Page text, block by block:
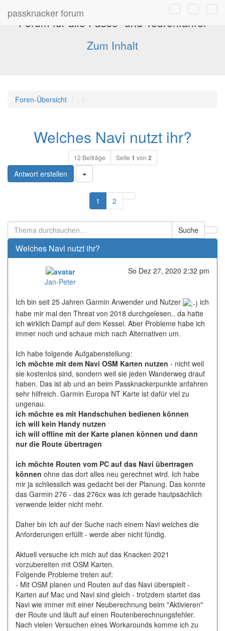
passknacker forum
Forum für alle Pässe- und Tourenfahrer
Zum Inhalt
Foren-Übersicht
Welches Navi nutzt ihr?
12 Beiträge Seite 1 von 2
Antwort erstellen
1 2 Nächste
Suche
Welches Navi nutzt ihr?
Jan-PeterOnline
So Dez 27, 2020 2:32 pm
Ich bin seit 25 Jahren Garmin Anwender und Nutzer
ich
habe mir mal den Threat von 2018 durchgelesen.. da hatte
ich wirklich Dampf auf dem Kessel. Aber Probleme habe ich
immer noch und schaue mich nach Alternativen um.
Ich habe folgende Aufgabenstellung:
Ich möchte mit dem Navi OSM Karten nutzen - nicht weil
sie kostenlos sind, sondern weil sie jeden Wanderweg drauf
haben. Das ist ab und an beim Passknackerpunkte anfahren
sehr hilfreich. Garmin Europa NT Karte ist dafür viel zu
ungenau.
ich möchte es mit Handschuhen bedienen können
ich will kein Handy nutzen
ich will offline mit der Karte planen können und dann
nur die Route übertragen
ich möchte Routen vom PC auf das Navi übertragen
können ohne das dort alles neu gerechnet wird. Ich habe
mir ja schliesslich was gedacht bei der Planung. Das konnte
das Garmin 276 - das 276cx was ich gerade hautpsächlich
verwende leider nicht mehr.
Daher bin ich auf der Suche nach einem Navi welches die
Anforderungen erfüllt - werde aber nicht fündig.
Aktuell versuche ich mich auf das Knacken 2021
vorzubereiten mit OSM Karten.
Folgende Probleme treten auf:
- Mit OSM planen und Routen auf das Navi überspielt -
Karten auf Mac und Navi sind gleich - trotzdem startet das
Navi wie immer mit einer Neuberechnung beim "Aktivieren"
der Route und läuft auf einen Routenberechnungsfehler.
Nach vielen Versuchen eines Workarounds komme ich zu